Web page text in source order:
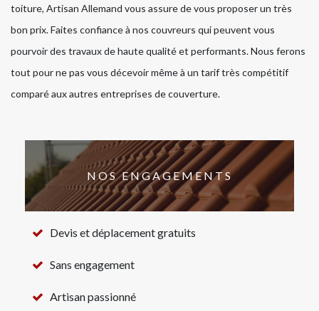
toiture, Artisan Allemand vous assure de vous proposer un très
bon prix. Faites confiance à nos couvreurs qui peuvent vous
pourvoir des travaux de haute qualité et performants. Nous ferons
tout pour ne pas vous décevoir même à un tarif très compétitif
comparé aux autres entreprises de couverture.
NOS ENGAGEMENTS
Devis et déplacement gratuits
Sans engagement
Artisan passionné